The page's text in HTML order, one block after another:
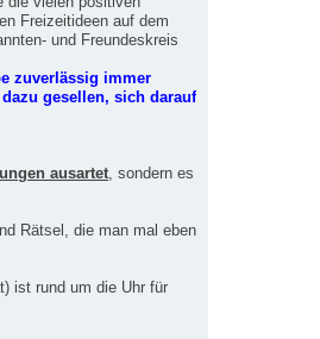
Freizeitideen auf dem
und Freundeskreis
zuverlässig immer
gesellen, sich darauf
ausartet , sondern es
Rätsel, die man mal eben
ist rund um die Uhr für